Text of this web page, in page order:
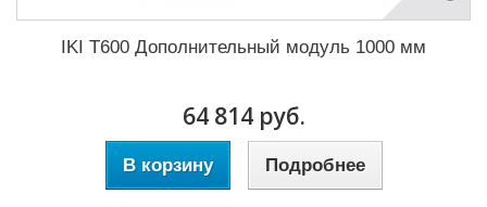
IKI T600 Дополнительный модуль 1000 мм
64 814 руб.
В корзину Подробнее